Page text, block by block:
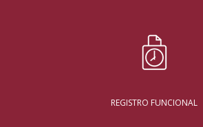
REGISTRO FUNCIONAL